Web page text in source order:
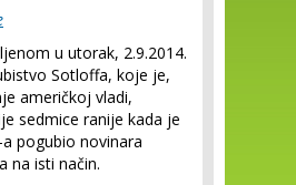
u utorak, 2.9.2014.
Sotloffa, koje je,
američkoj vladi,
sedmice ranije kada je
a pogubio novinara
na isti način.